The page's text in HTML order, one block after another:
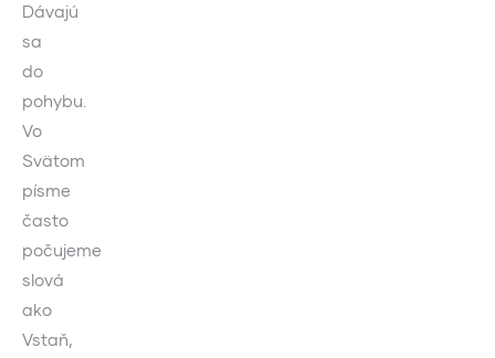
Dávajú
sa
do
pohybu.
Vo
Svätom
písme
často
počujeme
slová
ako
Vstaň,